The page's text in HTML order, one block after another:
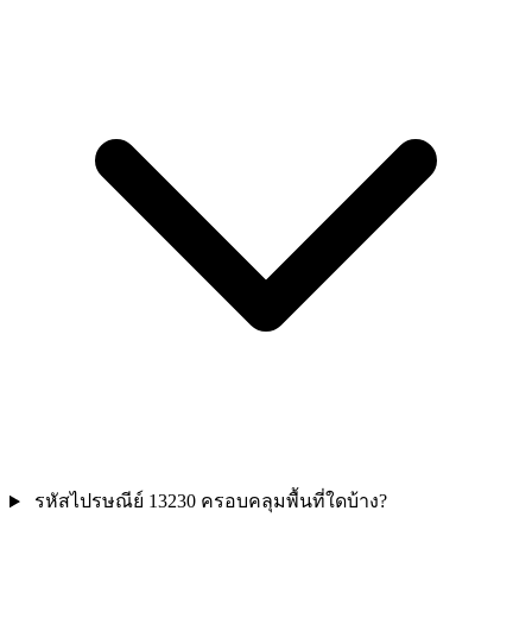
รหัสไปรษณีย์ 13230 ครอบคลุมพื้นที่ใดบ้าง?